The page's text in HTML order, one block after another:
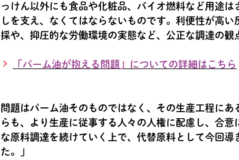
っけん以外にも食品や化粧品、バイオ燃料など用途
しを支え、なくてはならないものです。利便性が高
採や、抑圧的な労働環境の実態など、公正な調達の観
「パーム油が抱える問題」についての詳細はこちら
問題はパーム油そのものではなく、その生産工程に
らも、より生産に従事する人々の人権に配慮し、合
な原料調達を続けていく上で、代替原料として今回
た。」